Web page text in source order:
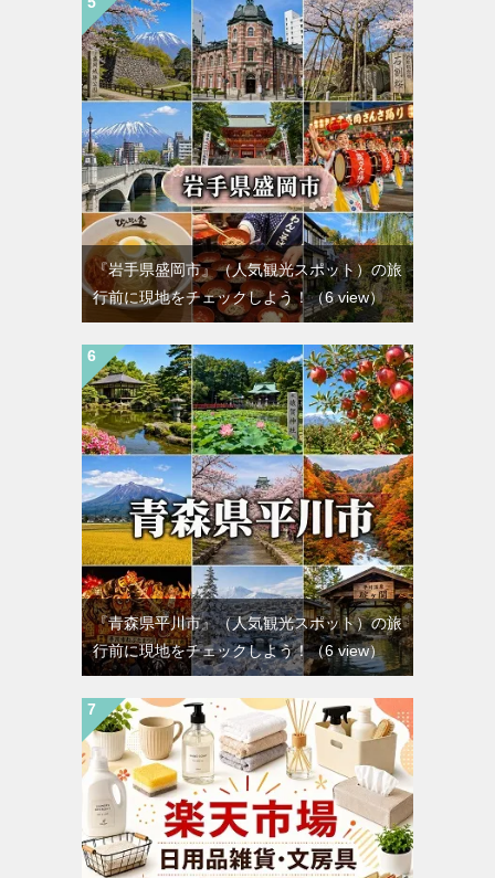
『岩手県盛岡市』（人気観光スポット）の旅
行前に現地をチェックしよう！（6 view）
『青森県平川市』（人気観光スポット）の旅
行前に現地をチェックしよう！（6 view）